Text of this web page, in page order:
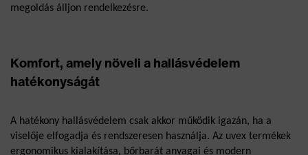
megoldás álljon rendelkezésre.
Komfort, amely növeli a hallásvédelem
hatékonyságát
A hatékony hallásvédelem csak akkor működik igazán, ha a
viselője elfogadja és rendszeresen használja. Az uvex termékek
ergonomikus kialakítása, bőrbarát anyagai és modern